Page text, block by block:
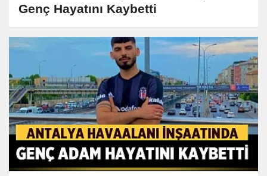
Genç Hayatını Kaybetti